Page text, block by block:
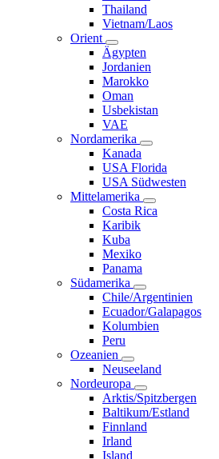
Thailand
Vietnam/Laos
Orient
Ägypten
Jordanien
Marokko
Oman
Usbekistan
VAE
Nordamerika
Kanada
USA Florida
USA Südwesten
Mittelamerika
Costa Rica
Karibik
Kuba
Mexiko
Panama
Südamerika
Chile/Argentinien
Ecuador/Galapagos
Kolumbien
Peru
Ozeanien
Neuseeland
Nordeuropa
Arktis/Spitzbergen
Baltikum/Estland
Finnland
Irland
Island